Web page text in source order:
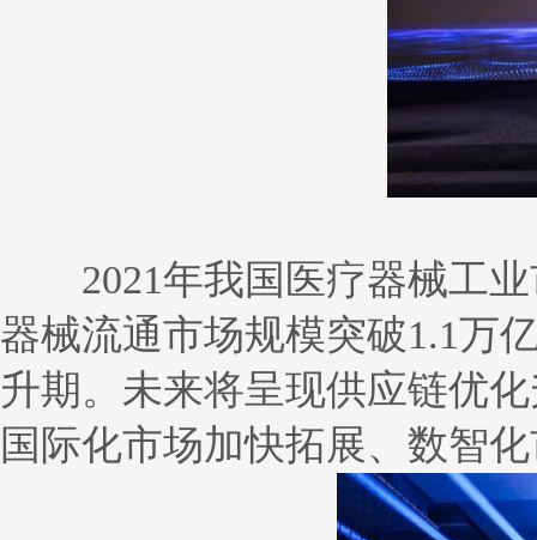
2021年我国医疗器械工业
器械流通市场规模突破1.1万
升期。未来将呈现供应链优
国际化市场加快拓展、数智